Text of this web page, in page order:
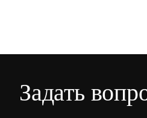
Задать